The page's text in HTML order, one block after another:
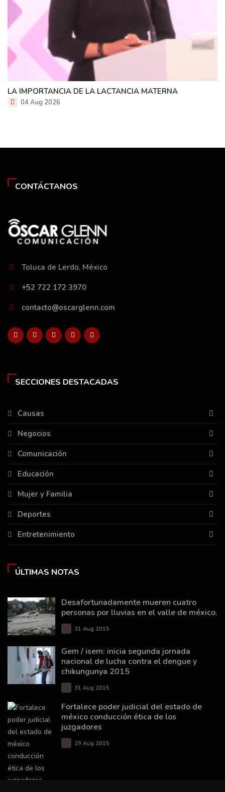
LA IMPORTANCIA DE LA LACTANCIA MATERNA
04 Aug 2026
CONTÁCTANOS
Toluca de Lerdo, México
+52 722 172 3970
contacto@oscarglenn.com
SECCIONES DESTACADAS
Causas
Negocios
Comunicación
Educación
Mujer y Familia
Deportes
Entretenimiento
ÚLTIMAS NOTAS
Desafortunadamente mueren cuatro
personas por lluvias en el valle de méxico.
31 Aug 2015
Gem / isem: inicia segunda jornada
nacional de lucha contra el dengue y
chikungunya 2015
31 Aug 2015
Fortalece poder judicial del estado de
méxico conducción ética de los
juzgadores
29 Aug 2015